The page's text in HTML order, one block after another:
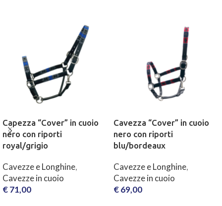
Capezza “Cover” in cuoio
nero con riporti
royal/grigio
Cavezze e Longhine,
Cavezze in cuoio
€71,00
Cavezza “Cover” in cuoio
nero con riporti
blu/bordeaux
Cavezze e Longhine,
Cavezze in cuoio
€69,00